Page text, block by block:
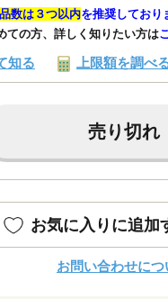
数は３つ以内を推奨しており
ての方、詳しく知りたい方は
知る 上限額を調べ
売り切れ
お気に入りに追加
お問い合わせにつ